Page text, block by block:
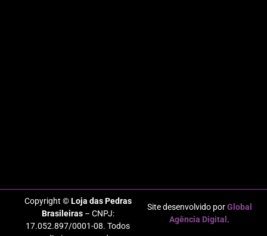
Copyright ©Loja das Pedras
Brasileiras– CNPJ:
17.052.897/0001-08. Todos
Site desenvolvido porGlobal
Agência Digital .